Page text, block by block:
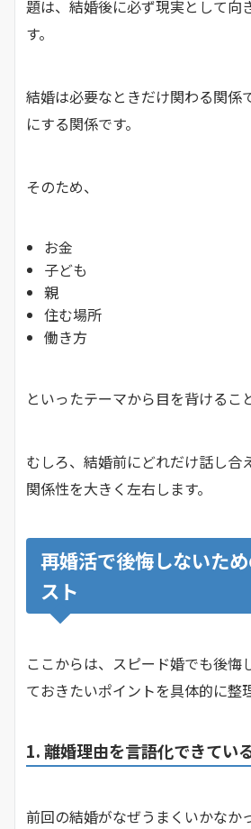
題は、結婚後に必ず現実として向
す。
結婚は必要なときだけ関わる関係
にする関係です。
そのため、
お金
子ども
親
住む場所
働き方
といったテーマから目を背けるこ
むしろ、結婚前にどれだけ話し合
関係性を大きく左右します。
再婚活で後悔しないた
スト
ここからは、スピード婚でも後悔
ておきたいポイントを具体的に整
1. 離婚理由を言語化できてい
前回の結婚がなぜうまくいかなか